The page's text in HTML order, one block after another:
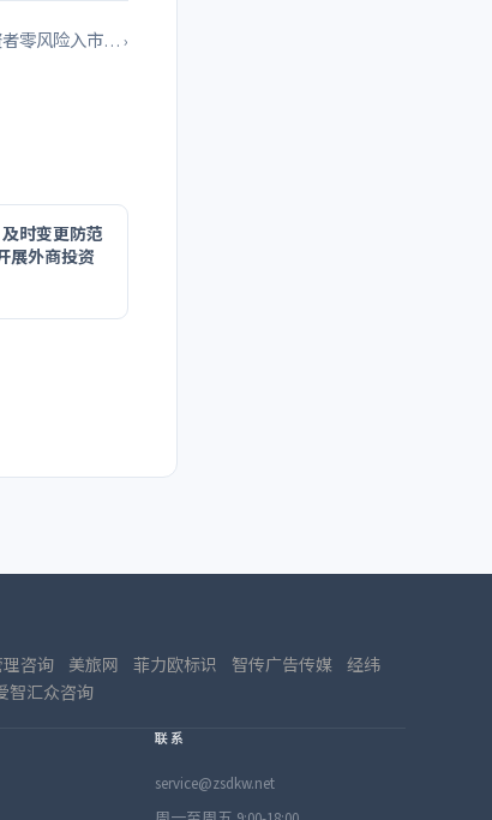
零风险入市… ›
时变更防范
展外商投资
咨询 美旅网 菲力欧标识 智传广告传媒
经纬
智汇众咨询
联系
service@zsdkw.net